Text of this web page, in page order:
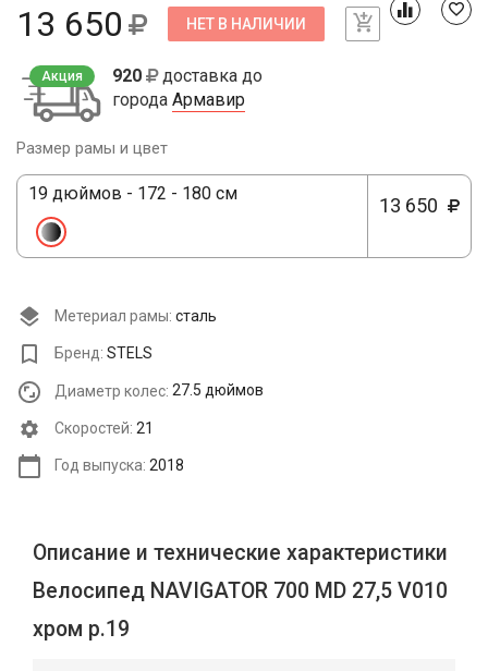
13 650 НЕТ В НАЛИЧИИ
Акция 920
доставка до
города Армавир
Размер рамы и цвет
19 дюймов - 172 - 180 см
13 650
Метериал рамы: сталь
Бренд: STELS
Диаметр колес: 27.5 дюймов
Cкоростей: 21
Год выпуска: 2018
Описание и технические характеристики
Велосипед NAVIGATOR 700 MD 27,5 V010
хром р.19